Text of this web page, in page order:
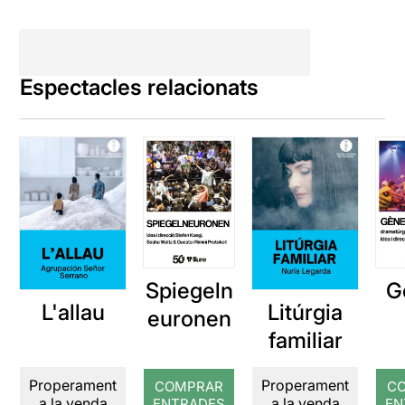
Espectacles relacionats
L'allau
Properament
Spiegeln
euronen
COMPRAR
Litúrgia
familiar
Properament